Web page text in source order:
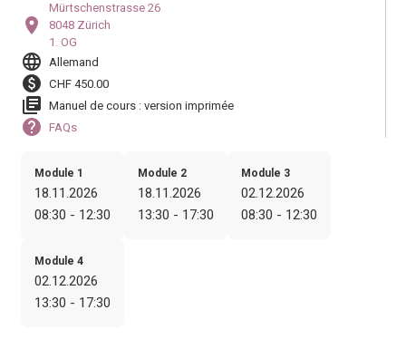
location_on
Mürtschenstrasse 26
8048 Zürich
1. OG
language Allemand
paid CHF 450.00
library_books Manuel de cours : version imprimée
help FAQs
Module 1
18.11.2026
08:30 - 12:30
Module 2
18.11.2026
13:30 - 17:30
Module 3
02.12.2026
08:30 - 12:30
Module 4
02.12.2026
13:30 - 17:30